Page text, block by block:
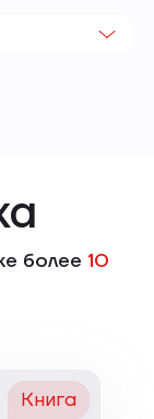
более 10
Книга